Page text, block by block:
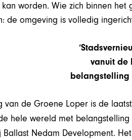
worden. Wie zich binnen
de omgeving is volledig
vanuit de
belangstelling
van de Groene Loper is de
hele wereld met
Nedam Development.